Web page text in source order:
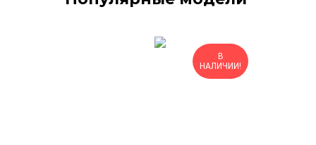
В
НАЛИЧИИ!